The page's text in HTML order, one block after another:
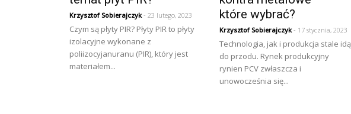
Krzysztof Sobierajczyk- 23 lutego, 2023
Czym są płyty PIR? Płyty PIR to płyty
izolacyjne wykonane z
poliizocyjanuranu (PIR), który jest
materiałem...
które wybrać?
Krzysztof Sobierajczyk- 17 stycznia, 2023
Technologia, jak i produkcja stale idą
do przodu. Rynek produkcyjny
rynien PCV zwłaszcza i
unowocześnia się...